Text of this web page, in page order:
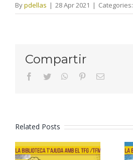
Bypdellas | 28 Apr 2021 | Categories:
Compartir
facebooktwitter whatsapppinterestEmail
Related Posts
Formació